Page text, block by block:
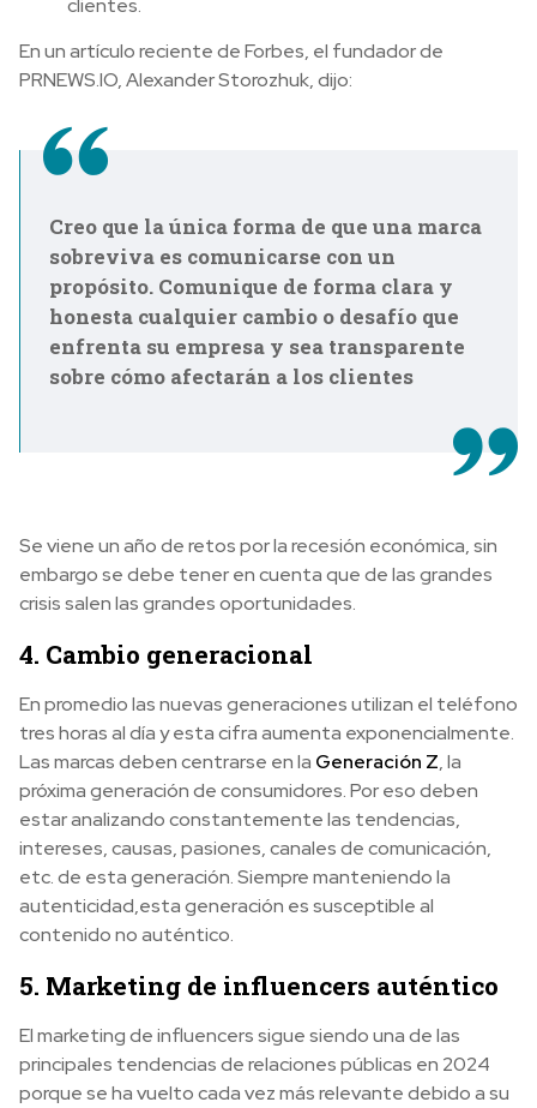
clientes.
En un artículo reciente de Forbes, el fundador de
PRNEWS.IO, Alexander Storozhuk, dijo:
Creo que la única forma de que una marca
sobreviva es comunicarse con un
propósito. Comunique de forma clara y
honesta cualquier cambio o desafío que
enfrenta su empresa y sea transparente
sobre cómo afectarán a los clientes
Se viene un año de retos por la recesión económica, sin
embargo se debe tener en cuenta que de las grandes
crisis salen las grandes oportunidades.
4. Cambio generacional
En promedio las nuevas generaciones utilizan el teléfono
tres horas al día y esta cifra aumenta exponencialmente.
Las marcas deben centrarse en la Generación Z, la
próxima generación de consumidores. Por eso deben
estar analizando constantemente las tendencias,
intereses, causas, pasiones, canales de comunicación,
etc. de esta generación. Siempre manteniendo la
autenticidad,esta generación es susceptible al
contenido no auténtico.
5. Marketing de influencers auténtico
El marketing de influencers sigue siendo una de las
principales tendencias de relaciones públicas en 2024
porque se ha vuelto cada vez más relevante debido a su